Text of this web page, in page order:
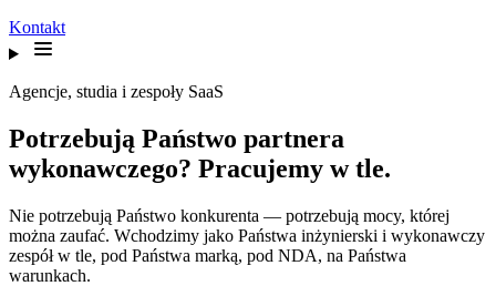
Kontakt
Agencje, studia i zespoły SaaS
Potrzebują Państwo partnera
wykonawczego? Pracujemy w tle.
Nie potrzebują Państwo konkurenta — potrzebują mocy, której
można zaufać. Wchodzimy jako Państwa inżynierski i wykonawczy
zespół w tle, pod Państwa marką, pod NDA, na Państwa
warunkach.